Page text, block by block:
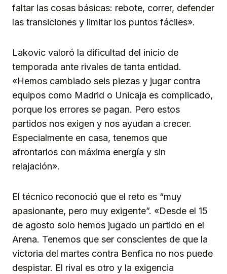
faltar las cosas básicas: rebote, correr, defender
las transiciones y limitar los puntos fáciles».
Lakovic valoró la dificultad del inicio de
temporada ante rivales de tanta entidad.
«Hemos cambiado seis piezas y jugar contra
equipos como Madrid o Unicaja es complicado,
porque los errores se pagan. Pero estos
partidos nos exigen y nos ayudan a crecer.
Especialmente en casa, tenemos que
afrontarlos con máxima energía y sin
relajación».
El técnico reconoció que el reto es “muy
apasionante, pero muy exigente”. «Desde el 15
de agosto solo hemos jugado un partido en el
Arena. Tenemos que ser conscientes de que la
victoria del martes contra Benfica no nos puede
despistar. El rival es otro y la exigencia